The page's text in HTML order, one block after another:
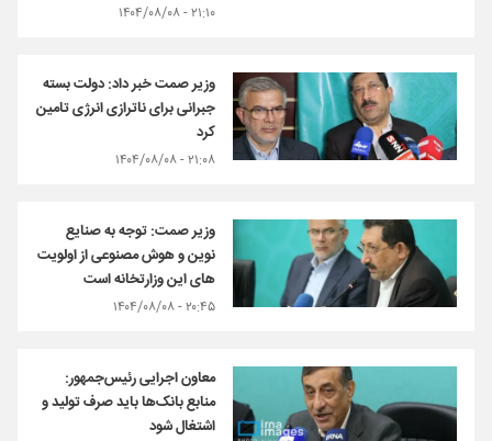
۲۱:۱۰ - ۱۴۰۴/۰۸/۰۸
وزیر صمت خبر داد: دولت بسته
جبرانی برای ناترازی انرژی تامین
کرد
۲۱:۰۸ - ۱۴۰۴/۰۸/۰۸
وزیر صمت: توجه به صنایع
نوین و هوش مصنوعی از اولویت
های این وزارتخانه است
۲۰:۴۵ - ۱۴۰۴/۰۸/۰۸
معاون اجرایی رئیس‌جمهور:
منابع بانک‌ها باید صرف تولید و
اشتغال شود